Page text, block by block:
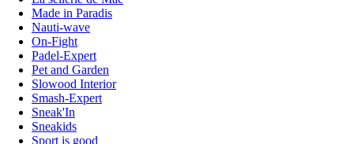
Made in Paradis
Nauti-wave
On-Fight
Padel-Expert
Pet and Garden
Slowood Interior
Smash-Expert
Sneak'In
Sneakids
Sport is good